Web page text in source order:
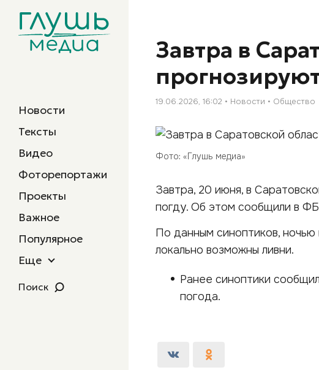
Новости
Тексты
Видео
Фоторепортажи
Проекты
Важное
Популярное
Еще
Поиск
Завтра в
19.06.2026, 16:02 Новости Общество
Фото: «Глушь медиа»
Завтра, 20 июня, в
погду. Об этом сообщили в
По данным синоптиков,
локально возможны ливни.
Ранее синоптики
погода.